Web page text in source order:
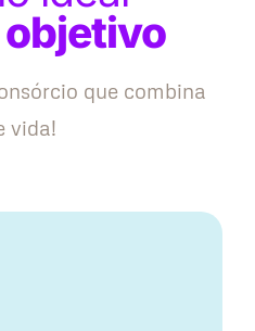
objetivo
que combina
vida!